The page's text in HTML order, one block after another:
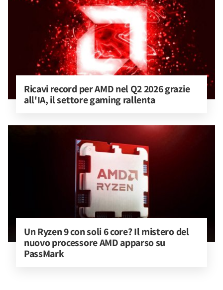
Ricavi record per AMD nel Q2 2026 grazie
all'IA, il settore gaming rallenta
Un Ryzen 9 con soli 6 core? Il mistero del
nuovo processore AMD apparso su
PassMark